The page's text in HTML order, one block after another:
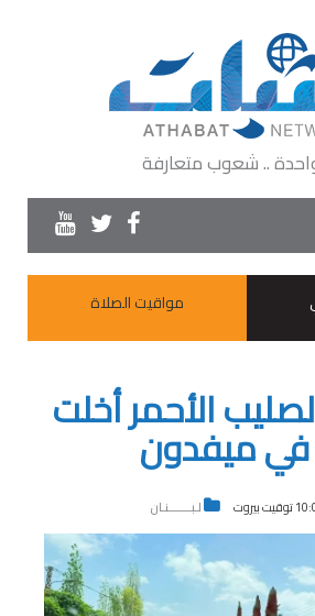
.. شعوب متعارفة
مواقيت الصلاة
الأحمر أخلت
ميفدون
لـبـــــــنـان